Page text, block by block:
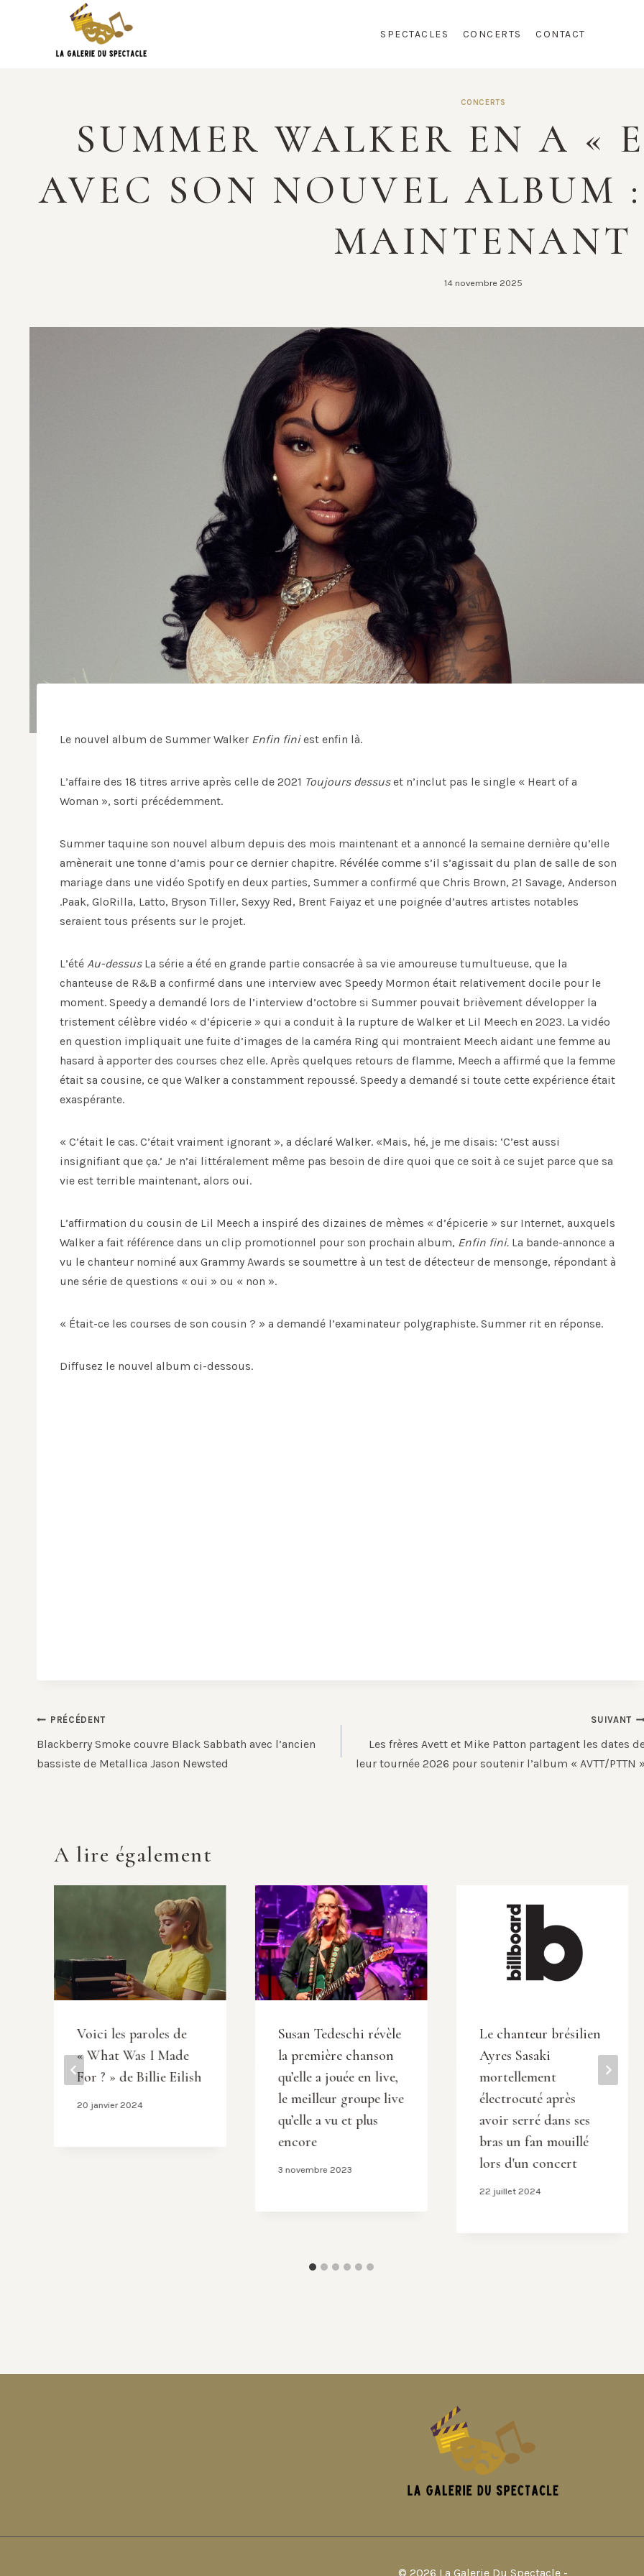
SPECTACLES CONCERTS CONTACT
CONCERTS
SUMMER WALKER EN A «
AVEC SON NOUVEL ALBUM
MAINTENANT
14 novembre 2025
Le nouvel album de Summer Walker Enfin finiest enfin là.
L’affaire des 18 titres arrive après celle de 2021 Toujours dessuset n’inclut pas le single « Heart of a
Woman », sorti précédemment.
Summer taquine son nouvel album depuis des mois maintenant et a annoncé la semaine dernière qu’elle
amènerait une tonne d’amis pour ce dernier chapitre. Révélée comme s’il s’agissait du plan de salle de son
mariage dans une vidéo Spotify en deux parties, Summer a confirmé que Chris Brown, 21 Savage, Anderson
.Paak, GloRilla, Latto, Bryson Tiller, Sexyy Red, Brent Faiyaz et une poignée d’autres artistes notables
seraient tous présents sur le projet.
L’été Au-dessusLa série a été en grande partie consacrée à sa vie amoureuse tumultueuse, que la
chanteuse de R&B a confirmé dans une interview avec Speedy Mormon était relativement docile pour le
moment. Speedy a demandé lors de l’interview d’octobre si Summer pouvait brièvement développer la
tristement célèbre vidéo « d’épicerie » qui a conduit à la rupture de Walker et Lil Meech en 2023. La vidéo
en question impliquait une fuite d’images de la caméra Ring qui montraient Meech aidant une femme au
hasard à apporter des courses chez elle. Après quelques retours de flamme, Meech a affirmé que la femme
était sa cousine, ce que Walker a constamment repoussé. Speedy a demandé si toute cette expérience était
exaspérante.
« C’était le cas. C’était vraiment ignorant », a déclaré Walker. «Mais, hé, je me disais: ‘C’est aussi
insignifiant que ça.’ Je n’ai littéralement même pas besoin de dire quoi que ce soit à ce sujet parce que sa
vie est terrible maintenant, alors oui.
L’affirmation du cousin de Lil Meech a inspiré des dizaines de mèmes « d’épicerie » sur Internet, auxquels
Walker a fait référence dans un clip promotionnel pour son prochain album, Enfin fini. La bande-annonce a
vu le chanteur nominé aux Grammy Awards se soumettre à un test de détecteur de mensonge, répondant à
une série de questions « oui » ou « non ».
« Était-ce les courses de son cousin ? » a demandé l’examinateur polygraphiste. Summer rit en réponse.
Diffusez le nouvel album ci-dessous.
Navigation
de
l’article
PRÉCÉDENT
Blackberry Smoke couvre Black Sabbath avec l’ancien
bassiste de Metallica Jason Newsted
SUIVANT
Les frères Avett et Mike Patton partagent les dates
leur tournée 2026 pour soutenir l’album « AVTT/PTTN
A lire également
Voici les paroles de
« What Was I Made
For ? » de Billie Eilish
20 janvier 2024
Susan Tedeschi révèle
la première chanson
qu’elle a jouée en live,
le meilleur groupe live
qu’elle a vu et plus
encore
3 novembre 2023
Le chanteur brésilien
Ayres Sasaki
mortellement
électrocuté après
avoir serré dans ses
bras un fan mouillé
lors d'un concert
22 juillet 2024
© 2026 La Galerie Du Spectacle -